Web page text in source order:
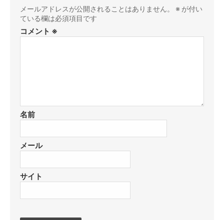
メールアドレスが公開されることはありません。 ※ が付い
ている欄は必須項目です
コメント ※
名前
メール
サイト